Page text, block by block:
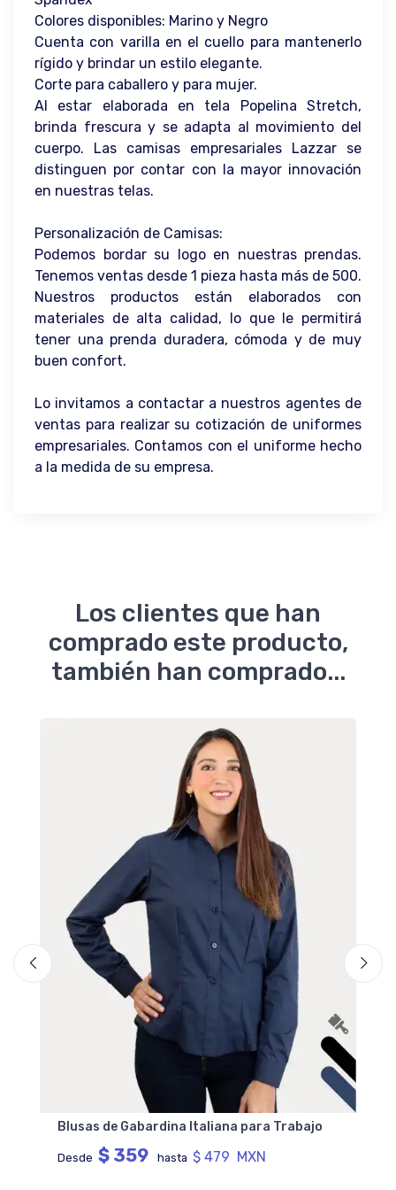
Colores disponibles: Marino y Negro
Cuenta con varilla en el cuello para mantenerlo
rígido y brindar un estilo elegante.
Corte para caballero y para mujer.
Al estar elaborada en tela Popelina Stretch,
brinda frescura y se adapta al movimiento del
cuerpo. Las camisas empresariales Lazzar se
distinguen por contar con la mayor innovación
en nuestras telas.
Personalización de Camisas:
Podemos bordar su logo en nuestras prendas.
Tenemos ventas desde 1 pieza hasta más de 500.
Nuestros productos están elaborados con
materiales de alta calidad, lo que le permitirá
tener una prenda duradera, cómoda y de muy
buen confort.
Lo invitamos a contactar a nuestros agentes de
ventas para realizar su cotización de uniformes
empresariales. Contamos con el uniforme hecho
a la medida de su empresa.
Los clientes que han
comprado este producto,
también han comprado...
Blusas de Gabardina Italiana para Trabajo
Desde $ 359 hasta $ 479 MXN